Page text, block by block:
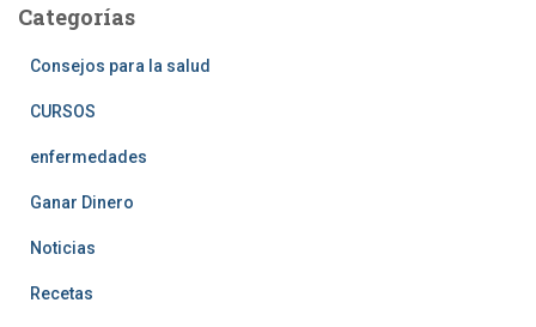
Categorías
Consejos para la salud
CURSOS
enfermedades
Ganar Dinero
Noticias
Recetas